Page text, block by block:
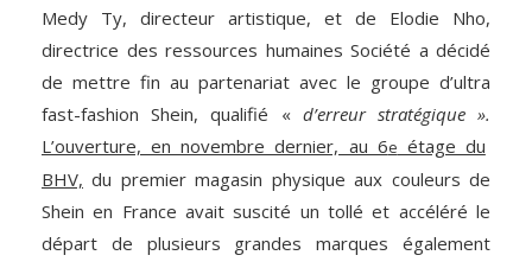
Medy Ty, directeur artistique, et de Elodie Nho,
directrice des ressources humaines Société a décidé
de mettre fin au partenariat avec le groupe d’ultra
fast-fashion Shein, qualifié « d’erreur stratégique ».
L’ouverture, en novembre dernier, au 6e étage du
BHV, du premier magasin physique aux couleurs de
Shein en France avait suscité un tollé et accéléré le
départ de plusieurs grandes marques également